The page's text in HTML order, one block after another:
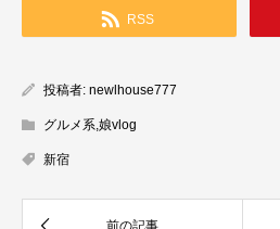
RSS
投稿者: newlhouse777
グルメ系 娘vlog
新宿